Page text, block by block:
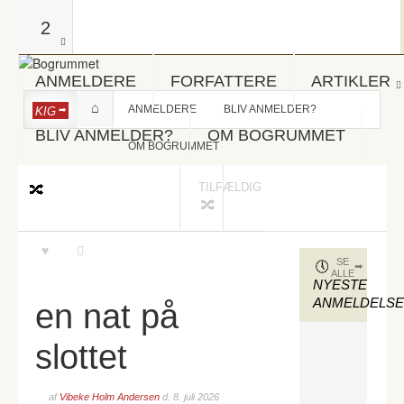
2
ANMELDERE FORFATTERE ARTIKLER
BLIV ANMELDER? OM BOGRUMMET
KIG ANMELDERE BLIV ANMELDER?
OM BOGRUMMET
TILFÆLDIG
en nat på
slottet
af Vibeke Holm Andersen d. 8. juli 2026
NYESTE
SE
ALLE